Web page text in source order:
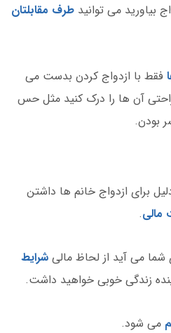
بیاورید می توانید طرف مقابلتان
فقط با ازدواج کردن بدست می
راحتی آن ها را درک کنید مثل حس
بودن.
برای ازدواج خانم ها داشتن
مالی.
می آید از لحاظ مالی شرایط
زندگی خوبی خواهید داشت.
می شود.